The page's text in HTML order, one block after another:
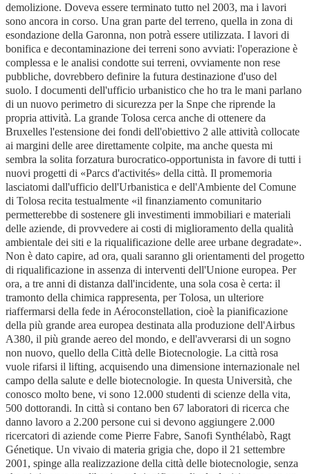
demolizione. Doveva essere terminato tutto nel 2003, ma i lavori
sono ancora in corso. Una gran parte del terreno, quella in zona di
esondazione della Garonna, non potrà essere utilizzata. I lavori di
bonifica e decontaminazione dei terreni sono avviati: l'operazione è
complessa e le analisi condotte sui terreni, ovviamente non rese
pubbliche, dovrebbero definire la futura destinazione d'uso del
suolo. I documenti dell'ufficio urbanistico che ho tra le mani parlano
di un nuovo perimetro di sicurezza per la Snpe che riprende la
propria attività. La grande Tolosa cerca anche di ottenere da
Bruxelles l'estensione dei fondi dell'obiettivo 2 alle attività collocate
ai margini delle aree direttamente colpite, ma anche questa mi
sembra la solita forzatura burocratico-opportunista in favore di tutti i
nuovi progetti di «Parcs d'activités» della città. Il promemoria
lasciatomi dall'ufficio dell'Urbanistica e dell'Ambiente del Comune
di Tolosa recita testualmente «il finanziamento comunitario
permetterebbe di sostenere gli investimenti immobiliari e materiali
delle aziende, di provvedere ai costi di miglioramento della qualità
ambientale dei siti e la riqualificazione delle aree urbane degradate».
Non è dato capire, ad ora, quali saranno gli orientamenti del progetto
di riqualificazione in assenza di interventi dell'Unione europea. Per
ora, a tre anni di distanza dall'incidente, una sola cosa è certa: il
tramonto della chimica rappresenta, per Tolosa, un ulteriore
riaffermarsi della fede in Aéroconstellation, cioè la pianificazione
della più grande area europea destinata alla produzione dell'Airbus
A380, il più grande aereo del mondo, e dell'avverarsi di un sogno
non nuovo, quello della Città delle Biotecnologie. La città rosa
vuole rifarsi il lifting, acquisendo una dimensione internazionale nel
campo della salute e delle biotecnologie. In questa Università, che
conosco molto bene, vi sono 12.000 studenti di scienze della vita,
500 dottorandi. In città si contano ben 67 laboratori di ricerca che
danno lavoro a 2.200 persone cui si devono aggiungere 2.000
ricercatori di aziende come Pierre Fabre, Sanofi Synthélabò, Ragt
Génetique. Un vivaio di materia grigia che, dopo il 21 settembre
2001, spinge alla realizzazione della città delle biotecnologie, senza